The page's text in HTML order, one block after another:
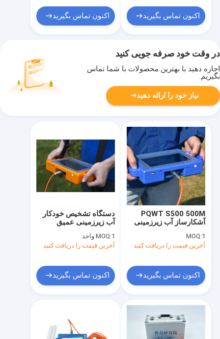
اکنون تماس بگیرید اکنون تماس بگیرید
در وقت خود صرفه جویی کنید
اجازه دهید با بهترین محصولات با شما تماس
بگیریم.
نیاز خود را ارائه دهید
دستگاه تشخیص خودکار
آب زیرزمینی عمیق
MOQ:1 واحد
آخرین قیمت را دریافت کنید
اکنون تماس بگیرید
PQWT S500 500M
آشکارساز آب زیرزمینی
MOQ:1
آخرین قیمت را دریافت کنید
اکنون تماس بگیرید